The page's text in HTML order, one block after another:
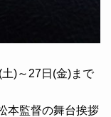
)～27日(金)まで
本監督の舞台挨拶